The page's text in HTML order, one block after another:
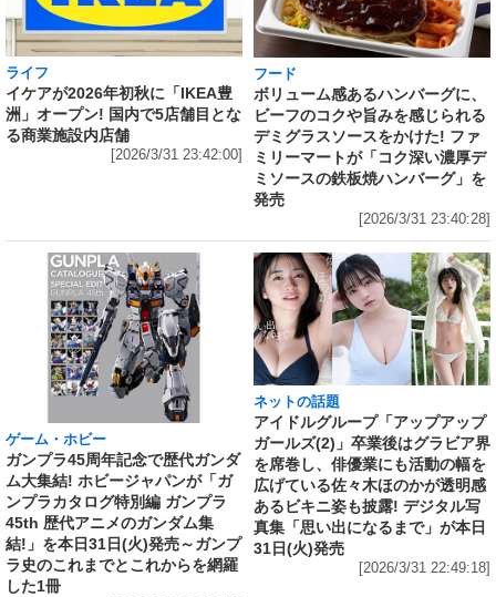
ライフ
イケアが2026年初秋に「IKEA豊
洲」オープン! 国内で5店舗目とな
る商業施設内店舗
[2026/3/31 23:42:00]
フード
ボリューム感あるハンバーグに、
ビーフのコクや旨みを感じられる
デミグラスソースをかけた! ファ
ミリーマートが「コク深い濃厚デ
ミソースの鉄板焼ハンバーグ」を
発売
[2026/3/31 23:40:28]
ゲーム・ホビー
ガンプラ45周年記念で歴代ガンダ
ム大集結! ホビージャパンが「ガ
ンプラカタログ特別編 ガンプラ
45th 歴代アニメのガンダム集
結!」を本日31日(火)発売～ガンプ
ラ史のこれまでとこれからを網羅
した1冊
ネットの話題
アイドルグループ「アップアップ
ガールズ(2)」卒業後はグラビア界
を席巻し、俳優業にも活動の幅を
広げている佐々木ほのかが透明感
あるビキニ姿も披露! デジタル写
真集「思い出になるまで」が本日
31日(火)発売
[2026/3/31 22:49:18]